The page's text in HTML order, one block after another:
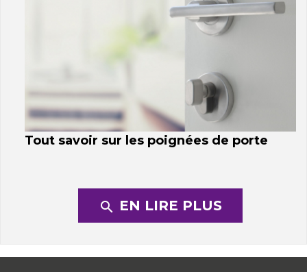
Tout savoir sur les poignées de porte
search EN LIRE PLUS